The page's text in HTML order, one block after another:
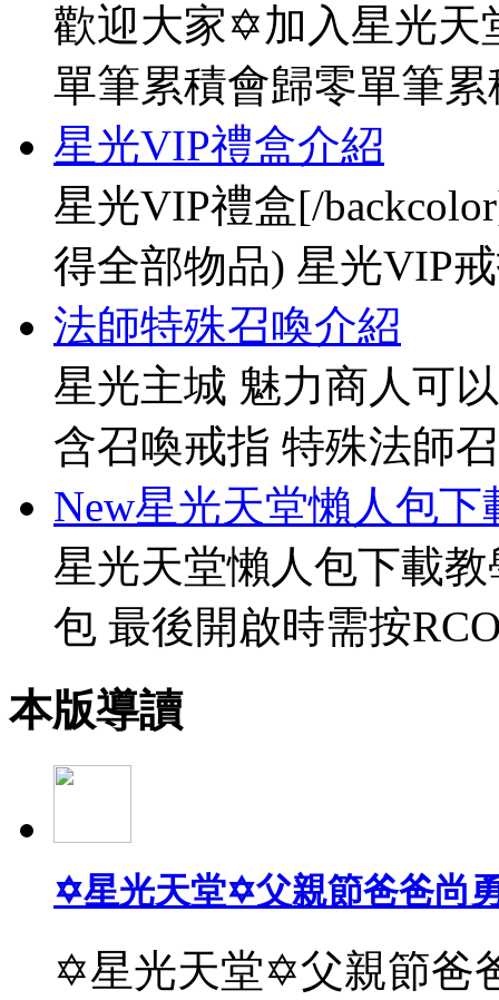
歡迎大家✡加入星光天
單筆累積會歸零單筆
星光VIP禮盒介紹
星光VIP禮盒[/
得全部物品) 星光VIP
法師特殊召喚介紹
星光主城 魅力商人可
含召喚戒指 特殊法師
New星光天堂懶人包下
星光天堂懶人包下載
包 最後開啟時需按
本版導讀
✡星光天堂✡父親節爸爸尚
✡星光天堂✡父親節爸